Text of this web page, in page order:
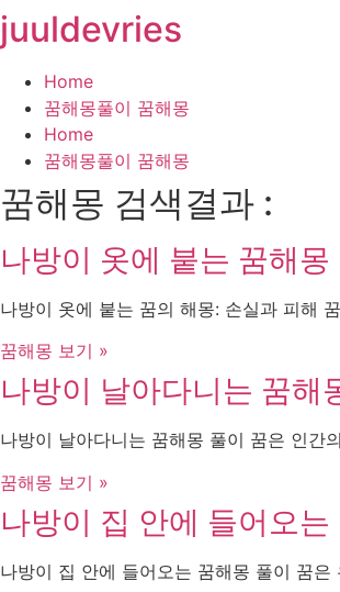
콘
텐
기
juuldevries
Home
꿈해몽풀이 꿈해몽
Home
꿈해몽풀이 꿈해몽
꿈해몽 검색결과 :
나방이 옷에 붙는 꿈해
나방이 옷에 붙는 꿈의 해몽: 손실과 피해
꿈해몽 보기 »
나방이 날아다니는 꿈해
나방이 날아다니는 꿈해몽 풀이 꿈은 인간
꿈해몽 보기 »
나방이 집 안에 들어오
나방이 집 안에 들어오는 꿈해몽 풀이 꿈